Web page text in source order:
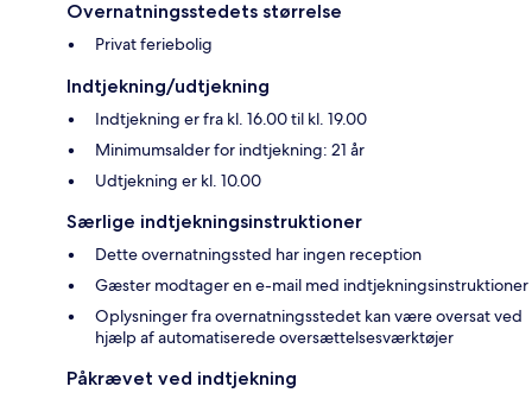
Overnatningsstedets størrelse
Privat feriebolig
Indtjekning/udtjekning
Indtjekning er fra kl. 16.00 til kl. 19.00
Minimumsalder for indtjekning: 21 år
Udtjekning er kl. 10.00
Særlige indtjekningsinstruktioner
Dette overnatningssted har ingen reception
Gæster modtager en e-mail med indtjekningsinstruktioner
Oplysninger fra overnatningsstedet kan være oversat ved
hjælp af automatiserede oversættelsesværktøjer
Påkrævet ved indtjekning